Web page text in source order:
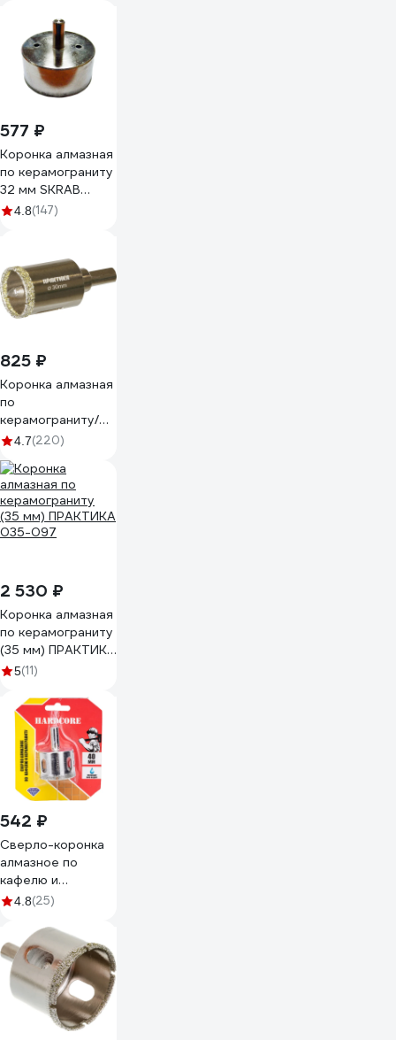
577 ₽
Коронка алмазная
по керамограниту
32 мм SKRAB
33732
4.8(147)
825 ₽
Коронка алмазная
по
керамограниту/
керамике Профи
ПРАКТИКА 917-613
4.7(220)
2 530 ₽
Коронка алмазная
по керамограниту
(35 мм) ПРАКТИКА
035-097
5(11)
542 ₽
Сверло-коронка
алмазное по
кафелю и
керамограниту 40
152040
4.8(25)